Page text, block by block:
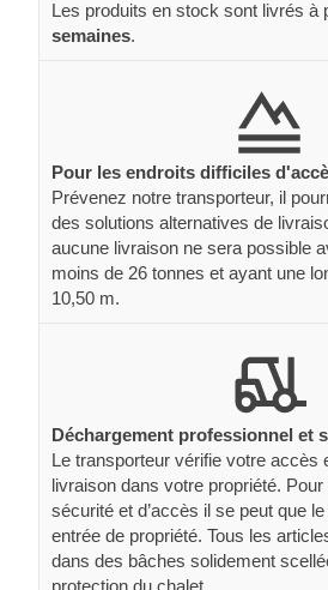
Les produits en stock sont livrés à
semaines.
Pour les endroits difficiles
Prévenez notre transporteur, il
des solutions alternatives de
aucune livraison ne sera possible
moins de 26 tonnes et ayant une
10,50 m.
Déchargement professionnel et
Le transporteur vérifie votre accès
livraison dans votre propriété.
sécurité et d’accès il se peut que
entrée de propriété. Tous les
dans des bâches solidement
protection du chalet.